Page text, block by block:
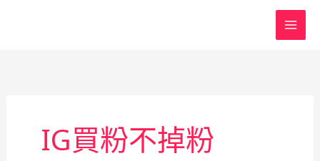
IG買粉不掉粉